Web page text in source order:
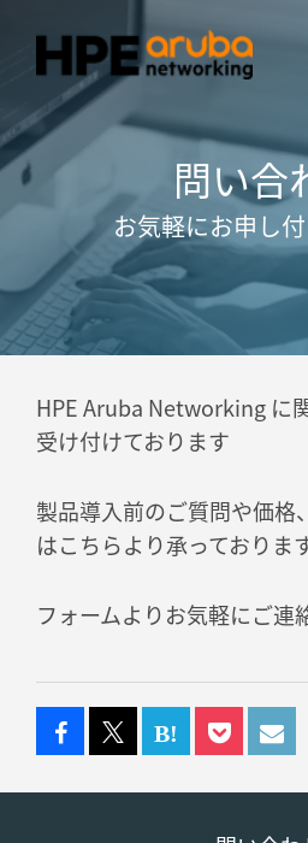
問い合
お気軽にお申し
HPE Aruba Networking に
受け付けております
製品導入前のご質問や価格
はこちらより承っております
フォームよりお気軽にご連